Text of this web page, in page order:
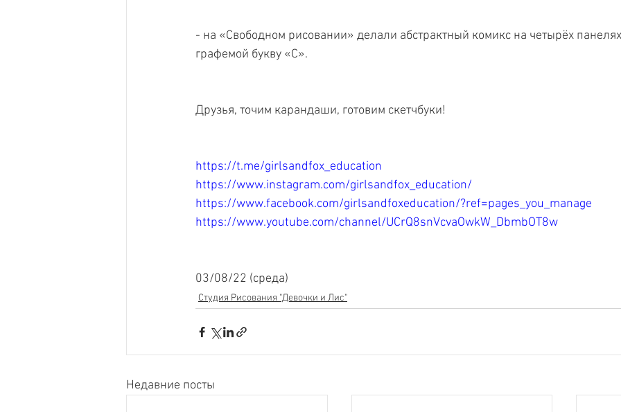
- на «Свободном рисовании» делали абстрактный комикс на четырёх
графемой букву «С».
Друзья, точим карандаши, готовим скетчбуки!
https://t.me/girlsandfox_education
https://www.instagram.com/girlsandfox_education/
https://www.facebook.com/girlsandfoxeducation/?ref=pages_you_manage
https://www.youtube.com/channel/UCrQ8snVcvaOwkW_DbmbOT8w
03/08/22 (среда)
Студия Рисования "Девочки и Лис"
Недавние посты